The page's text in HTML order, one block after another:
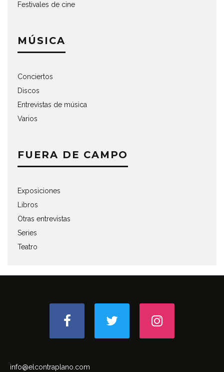
Festivales de cine
MÚSICA
Conciertos
Discos
Entrevistas de música
Varios
FUERA DE CAMPO
Exposiciones
Libros
Otras entrevistas
Series
Teatro
info@elcontraplano.com